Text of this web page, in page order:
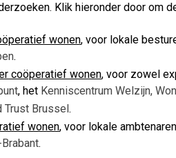
Klik hieronder door om
wonen, voor lokale
.
coöperatief wonen, voor zowel
, het Kenniscentrum Welzijn,
Trust Brussel.
wonen, voor lokale
.